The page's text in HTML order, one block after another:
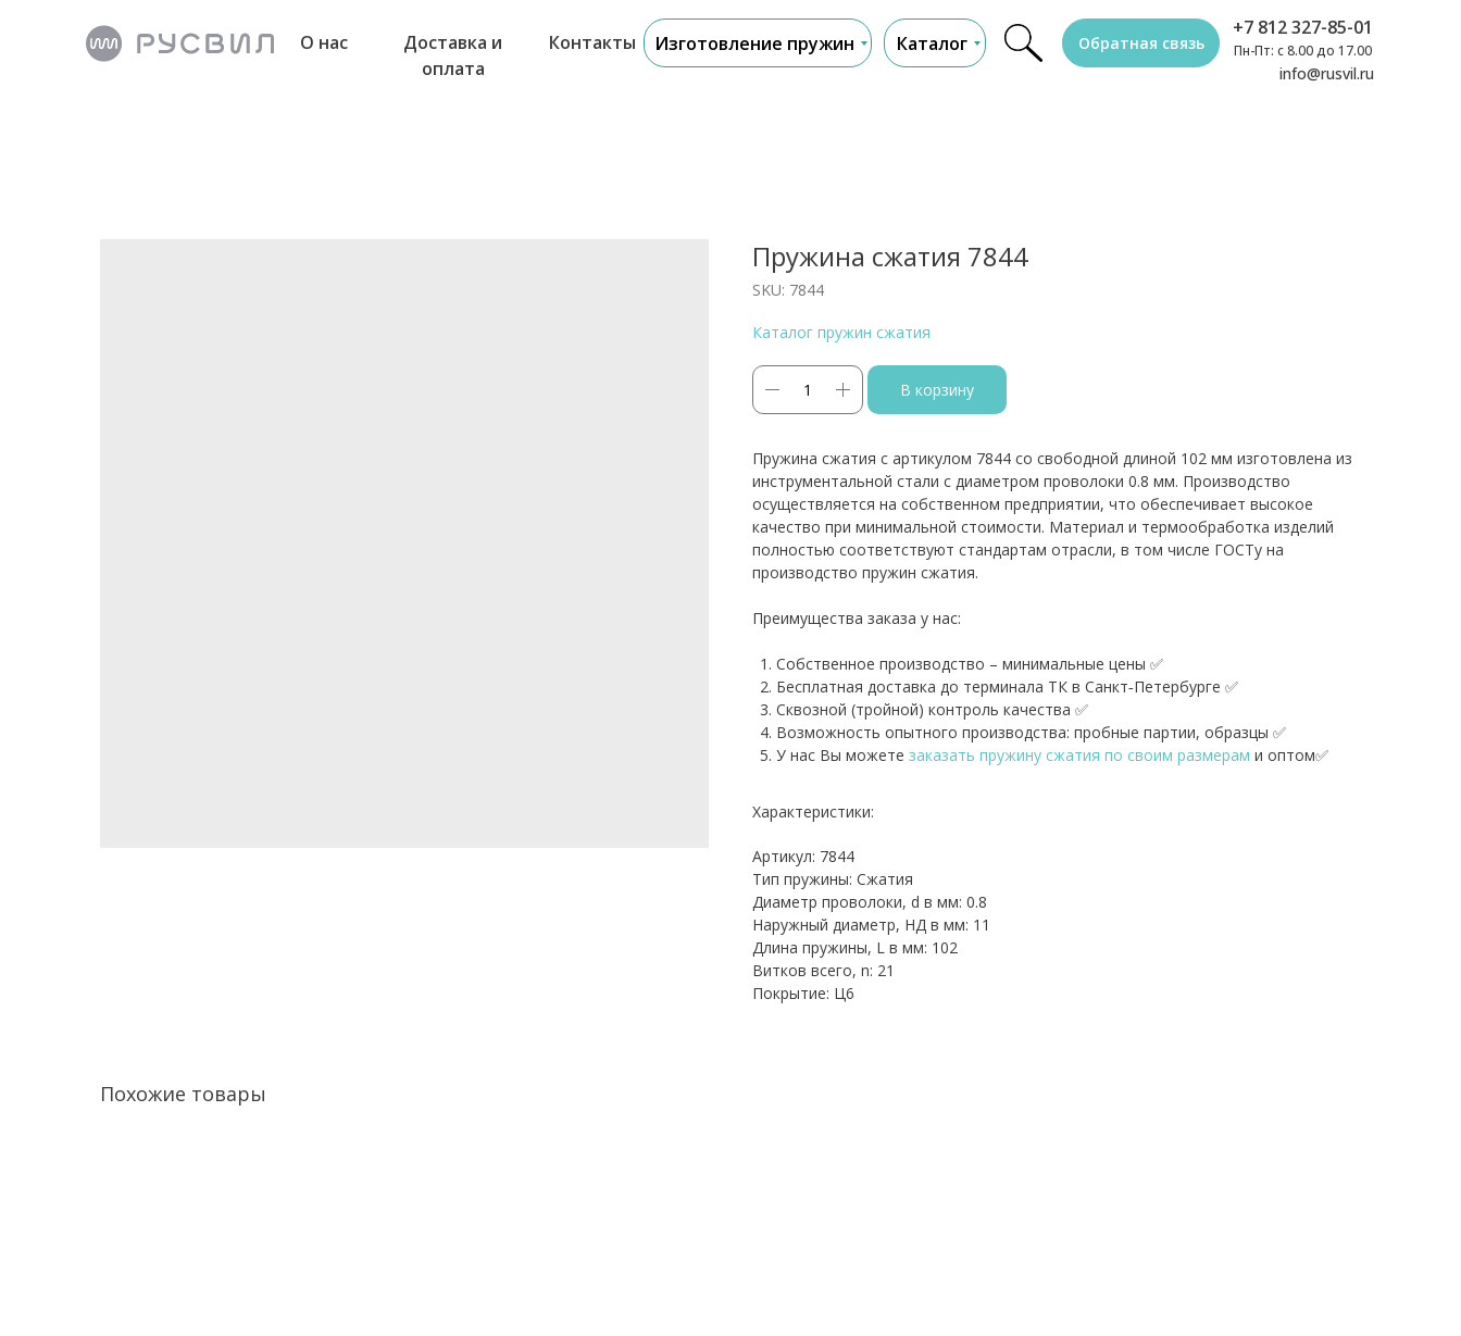
Изготовление пружин
О нас
Доставка и
оплата
Контакты
+7 812 327-85-01
Пн-Пт: с 8.00 до 17.00
info@rusvil.ru
Обратная связь
Каталог
Пружина сжатия 7844
SKU: 7844
Каталог пружин сжатия
В корзину
Пружина сжатия с артикулом 7844 со свободной длиной 102 мм изготовлена из
инструментальной стали с диаметром проволоки 0.8 мм. Производство
осуществляется на собственном предприятии, что обеспечивает высокое
качество при минимальной стоимости. Материал и термообработка изделий
полностью соответствуют стандартам отрасли, в том числе ГОСТу на
производство пружин сжатия.
Преимущества заказа у нас:
Собственное производство – минимальные цены ✅
Бесплатная доставка до терминала ТК в Санкт‑Петербурге ✅
Сквозной (тройной) контроль качества ✅
Возможность опытного производства: пробные партии, образцы ✅
У нас Вы можете заказать пружину сжатия по своим размерам и оптом✅
Характеристики:
Артикул: 7844
Тип пружины: Сжатия
Диаметр проволоки, d в мм: 0.8
Наружный диаметр, НД в мм: 11
Длина пружины, L в мм: 102
Витков всего, n: 21
Покрытие: Ц6
Похожие товары